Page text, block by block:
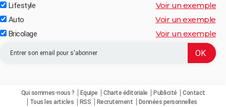
Lifestyle Voir un exemple
Auto Voir un exemple
Bricolage Voir un exemple
Qui sommes-nous ? Equipe Charte éditoriale Publicité
Contact
Tous les articles
RSS Recrutement
Données personnelles